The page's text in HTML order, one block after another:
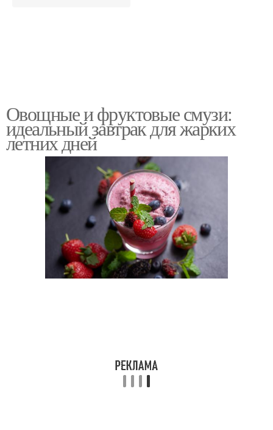
Овощные и фруктовые смузи:
идеальный завтрак для жарких
летних дней